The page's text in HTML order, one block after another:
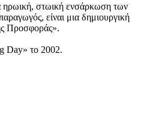
ηρωική, στωική ενσάρκωση των
είναι μια δημιουργική
Προσφοράς».
Day» το 2002.